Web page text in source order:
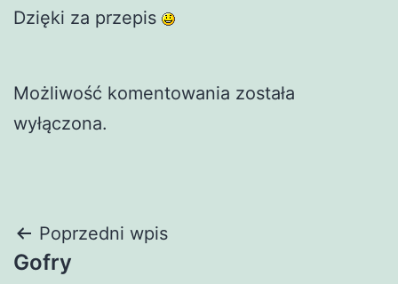
Dzięki za przepis
Możliwość komentowania została
wyłączona.
Nawigacja
Poprzedni wpis
Gofry